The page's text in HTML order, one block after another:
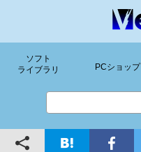
ソフト
ライブラリ
PCショップ